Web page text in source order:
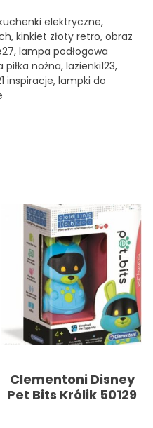
elektryczne,
kinkiet złoty retro, obraz
lampa podłogowa
nożna, lazienki123,
inspiracje, lampki do
Clementoni Disney
Pet Bits Królik 50129